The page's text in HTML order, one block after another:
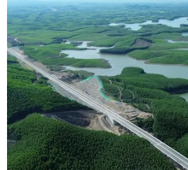
Một bệnh viện ở thành phố Gaza bị
của lực lượng Israel ngày 9/11/
Ngày 13/11, Lữ đoàn Al-
của phong trào Hồi giáo
Dải Gaza - cho biết đã